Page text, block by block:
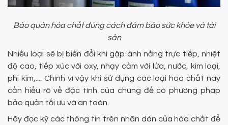
Bảo quản hóa chất đúng cách đảm bảo sức khỏe và tài
sản
Nhiều loại sẽ bị biến đổi khi gặp ánh nắng trực tiếp, nhiệt
độ cao, tiếp xúc với oxy, nhạy cảm với lửa, nước, kim loại,
phi kim,.... Chính vì vậy khi sử dụng các loại hóa chất này
cần hiểu rõ về đặc tính của chúng để có phương pháp
bảo quản tối ưu và an toàn.
Hãy đọc kỹ các thông tin trên nhãn dán của hóa chất để